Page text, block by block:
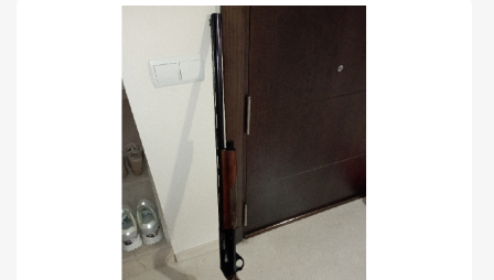
TIRO Y COMPETICIÓN
AIRE COMPRIMIDO
OTRAS ARMAS
ACCESORIOS